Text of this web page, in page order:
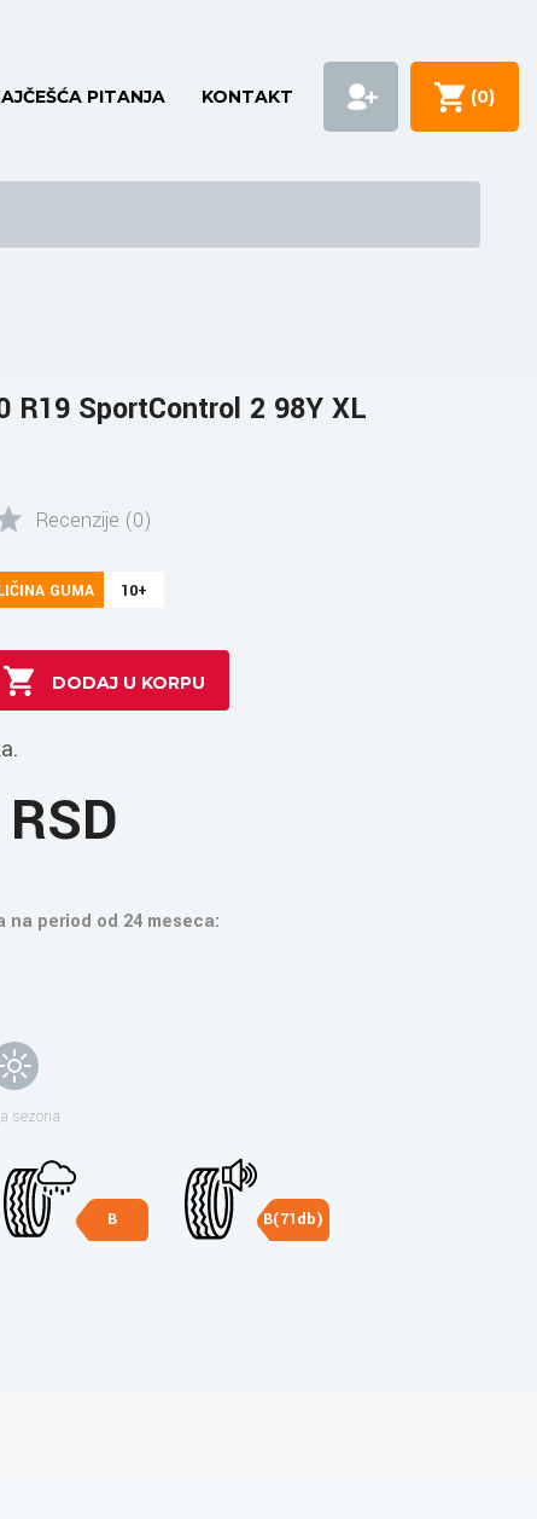
PITANJA KONTAKT (0)
R19 SportControl 2 98Y XL
Recenzije (0)
GUMA 10+
period od 24 meseca:
sezona
B B(71db)